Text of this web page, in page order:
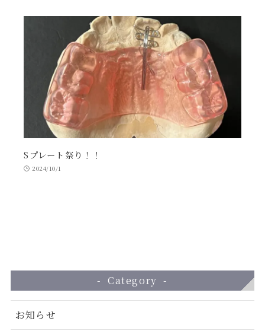
Sプレート祭り！！
2024/10/1
Category
お知らせ